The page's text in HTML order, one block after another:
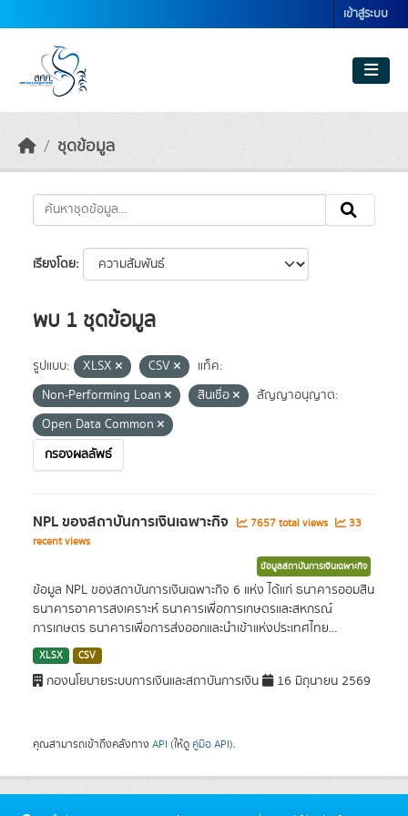
เข้าสู่ระบบ
ชุดข้อมูล
เรียงโดย
พบ 1 ชุดข้อมูล
รูปแบบ: XLSX CSV
แท็ค:
Non-Performing Loan
สินเชื่อ
สัญญาอนุญาต:
Open Data Common
กรองผลลัพธ์
NPL ของสถาบันการเงินเฉพาะกิจ 7657 total views
33
recent views
ข้อมูลสถาบันการเงินเฉพาะกิจ
ข้อมูล NPL ของสถาบันการเงินเฉพาะกิจ 6 แห่ง ได้แก่ ธนาคารออมสิน
ธนาคารอาคารสงเคราะห์ ธนาคารเพื่อการเกษตรและสหกรณ์
การเกษตร ธนาคารเพื่อการส่งออกและนำเข้าแห่งประเทศไทย...
XLSX CSV
กองนโยบายระบบการเงินและสถาบันการเงิน 16 มิถุนายน 2569
คุณสามารถเข้าถึงคลังทาง API (ให้ดู คู่มือ API).